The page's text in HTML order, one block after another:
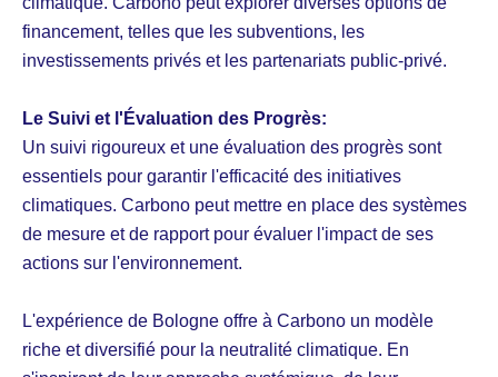
financement, telles que les subventions, les
investissements privés et les partenariats public-privé.
Le Suivi et l'Évaluation des Progrès:
Un suivi rigoureux et une évaluation des progrès sont
essentiels pour garantir l'efficacité des initiatives
climatiques. Carbono peut mettre en place des systèmes
de mesure et de rapport pour évaluer l'impact de ses
actions sur l'environnement.
L'expérience de Bologne offre à Carbono un modèle
riche et diversifié pour la neutralité climatique. En